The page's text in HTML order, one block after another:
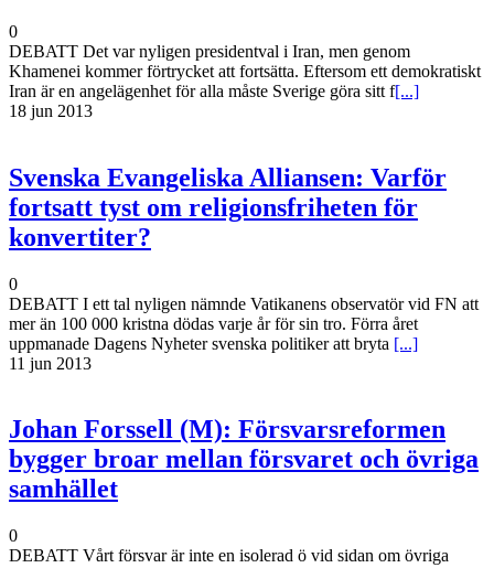
0
DEBATT Det var nyligen presidentval i Iran, men genom
Khamenei kommer förtrycket att fortsätta. Eftersom ett demokratiskt
Iran är en angelägenhet för alla måste Sverige göra sitt f[...]
18 jun 2013
Svenska Evangeliska Alliansen: Varför
fortsatt tyst om religionsfriheten för
konvertiter?
0
DEBATT I ett tal nyligen nämnde Vatikanens observatör vid FN att
mer än 100 000 kristna dödas varje år för sin tro. Förra året
uppmanade Dagens Nyheter svenska politiker att bryta [...]
11 jun 2013
Johan Forssell (M): Försvarsreformen
bygger broar mellan försvaret och övriga
samhället
0
DEBATT Vårt försvar är inte en isolerad ö vid sidan om övriga